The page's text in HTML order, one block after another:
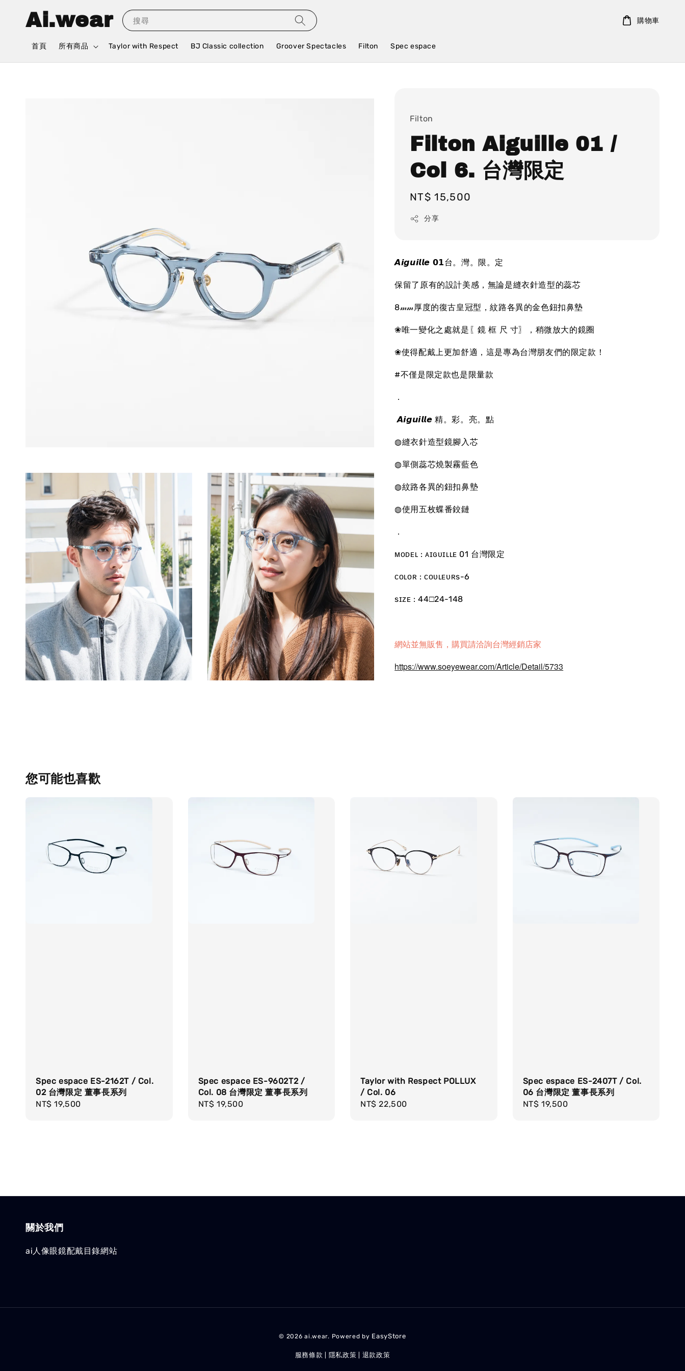
Ai.wear 搜尋
首頁 所有商品 Taylor with Respect BJ Classic collection Groover Spectacles Filton Spec espace
購物車
Filton
Filton Aiguille 01 /
Col 6. 台灣限定
Regular
price
NT$ 15,500
分享
𝘼𝙞𝙜𝙪𝙞𝙡𝙡𝙚 𝟬𝟭台。灣。限。定
保留了原有的設計美感，無論是縫衣針造型的蕊芯
8𝓂𝓂厚度的復古皇冠型，紋路各異的金色鈕扣鼻墊
❀唯一變化之處就是〖鏡 框 尺 寸〗，稍微放大的鏡圈
❀使得配戴上更加舒適，這是專為台灣朋友們的限定款！
#不僅是限定款也是限量款
．
𝘼𝙞𝙜𝙪𝙞𝙡𝙡𝙚 精。彩。亮。點
◍縫衣針造型鏡腳入芯
◍單側蕊芯燒製霧藍色
◍紋路各異的鈕扣鼻墊
◍使用五枚蝶番鉸鏈
．
ᴍᴏᴅᴇʟ : ᴀɪɢᴜɪʟʟᴇ 01 台灣限定
ᴄᴏʟᴏʀ : ᴄᴏᴜʟᴇᴜʀs-6
sɪᴢᴇ : 44□24-148
網站並無販售，購買請洽詢台灣經銷店家
https://www.soeyewear.com/Article/Detail/5733
您可能也喜歡
Spec espace ES-2162T / Col.
02 台灣限定 董事長系列
Regular
NT$ 19,500
Spec espace ES-9602T2 /
Col. 08 台灣限定 董事長系列
Regular
NT$ 19,500
Taylor with Respect POLLUX
/ Col. 06
Regular
NT$ 22,500
Spec espace ES-2407T / Col.
06 台灣限定 董事長系列
Regular
NT$ 19,500
關於我們
ai人像眼鏡配戴目錄網站
© 2026 ai.wear. Powered by EasyStore
服務條款 隱私政策 退款政策